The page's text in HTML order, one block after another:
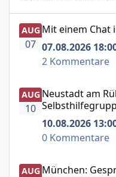
Mit einem Chat ins
AUG
07
Mit einem Chat
07.08.2026
2 Kommentare
Neustadt am
AUG
10
Neustadt am
10.08.2026
0 Kommentare
München:
AUG München: